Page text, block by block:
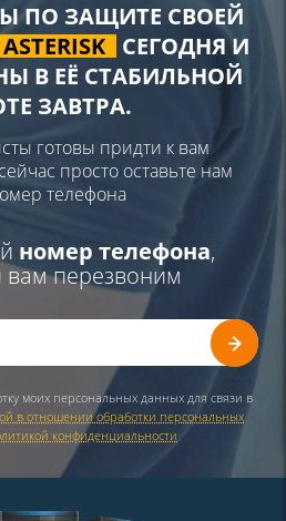
ПО ЗАЩИТЕ СВОЕЙ
СЕГОДНЯ И
В ЕЁ СТАБИЛЬНОЙ
ЗАВТРА.
готовы придти к вам
просто оставьте нам
телефона
номер телефона,
перезвоним
моих персональных данных для связи в
в отношении обработки персональных
конфиденциальности